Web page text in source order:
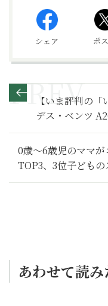
シェア ポ
【いま評判の
デス・ベンツ
0歳～6歳児のママ
TOP3、3位子ども
手に入らない、1位
あわせて読み